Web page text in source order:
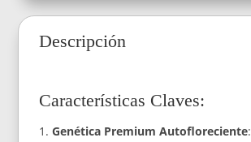
Descripción
Características Claves:
Genética Premium Autofloreciente: